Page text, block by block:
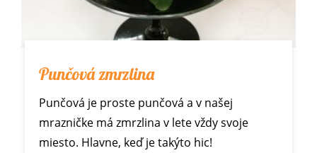
Punčová zmrzlina
Punčová je proste punčová a v našej
mrazničke má zmrzlina v lete vždy svoje
miesto. Hlavne, keď je takýto hic!